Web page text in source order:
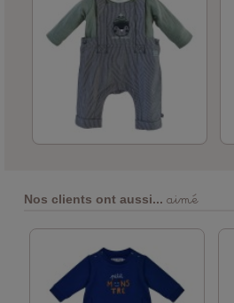
Nos clients ont aussi... aimé